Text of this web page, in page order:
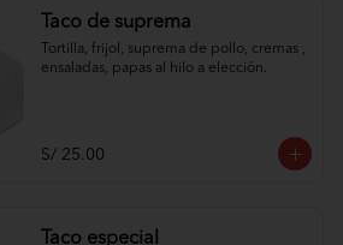
Taco de suprema
Tortilla, frijol, suprema de pollo, cremas ,
ensaladas, papas al hilo a elección.
S/ 25.00
Taco especial